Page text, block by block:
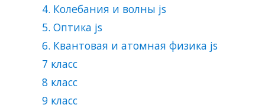
4. Колебания и волны js
5. Оптика js
6. Квантовая и атомная физика js
7 класс
8 класс
9 класс